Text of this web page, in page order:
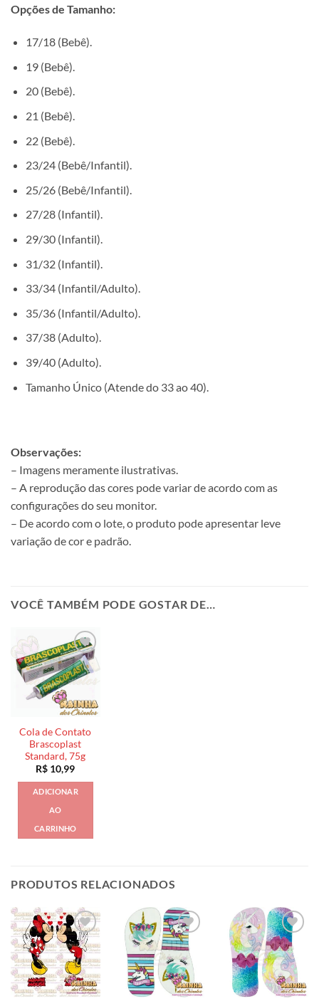
Opções de Tamanho:
17/18 (Bebê).
19 (Bebê).
20 (Bebê).
21 (Bebê).
22 (Bebê).
23/24 (Bebê/Infantil).
25/26 (Bebê/Infantil).
27/28 (Infantil).
29/30 (Infantil).
31/32 (Infantil).
33/34 (Infantil/Adulto).
35/36 (Infantil/Adulto).
37/38 (Adulto).
39/40 (Adulto).
Tamanho Único (Atende do 33 ao 40).
Observações:
– Imagens meramente ilustrativas.
– A reprodução das cores pode variar de acordo com as
configurações do seu monitor.
– De acordo com o lote, o produto pode apresentar leve
variação de cor e padrão.
VOCÊ TAMBÉM PODE GOSTAR DE…
Cola de Contato
Brascoplast
Standard, 75g
R$ 10,99
ADICIONAR
AO
CARRINHO
PRODUTOS RELACIONADOS